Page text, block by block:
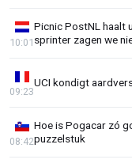
Picnic PostNL haalt
sprinter zagen we
10:01
UCI kondigt
09:23
Hoe is Pogacar zó
puzzelstuk
08:42